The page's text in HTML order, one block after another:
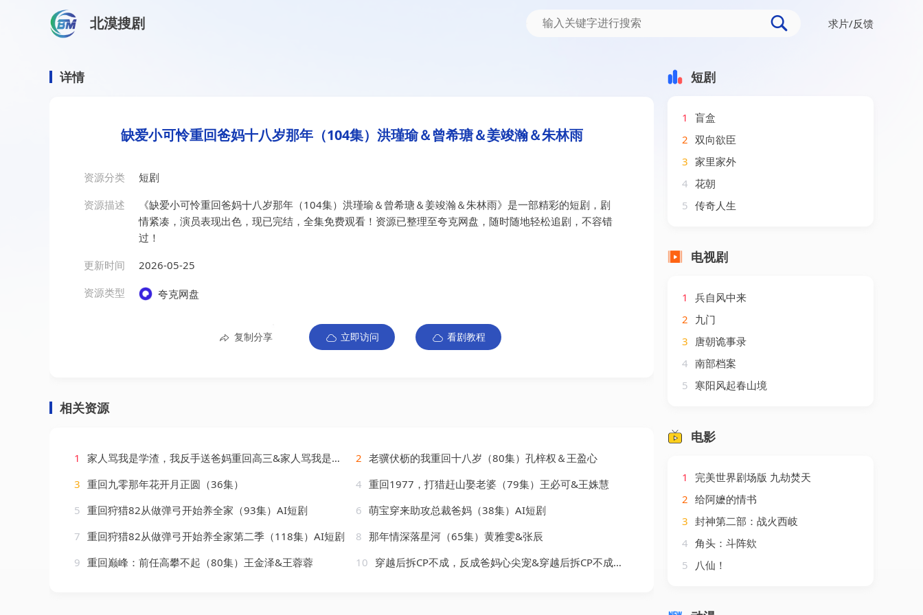
北漠搜剧 求片/反馈
缺爱小可怜重回爸妈十八岁那年（104集）洪瑾瑜＆曾希瑭＆姜竣瀚＆朱林雨
详情
缺爱小可怜重回爸妈十八岁那年（104集）洪瑾瑜＆曾希瑭＆姜竣瀚＆朱林雨
资源分类
短剧
资源描述
《缺爱小可怜重回爸妈十八岁那年（104集）洪瑾瑜＆曾希瑭＆姜竣瀚＆朱林雨》是一部精彩的短剧，剧
情紧凑，演员表现出色，现已完结，全集免费观看！资源已整理至夸克网盘，随时随地轻松追剧，不容错
过！
更新时间
2026-05-25
资源类型
夸克网盘
复制分享 立即访问 看剧教程
相关资源
1 家人骂我是学渣，我反手送爸妈重回高三&家人骂我是学渣我反手送爸妈重回高三（45集）AI短剧 2 老骥伏枥的我重回十八岁（80集）孔梓权＆王盈心
3 重回九零那年花开月正圆（36集） 4 重回1977，打猎赶山娶老婆（79集）王必可&王姝慧
5 重回狩猎82从做弹弓开始养全家（93集）AI短剧 6 萌宝穿来助攻总裁爸妈（38集）AI短剧
7 重回狩猎82从做弹弓开始养全家第二季（118集）AI短剧 8 那年情深落星河（65集）黄雅雯&张辰
9 重回巅峰：前任高攀不起（80集）王金泽&王蓉蓉 10 穿越后拆CP不成，反成爸妈心尖宠&穿越后拆CP不成反成爸妈心尖宠（121集）AI短剧
短剧
1
盲盒
2 双向欲臣
3 家里家外
4 花朝
5 传奇人生
电视剧
1
兵自风中来
2 九门
3 唐朝诡事录
4 南部档案
5 寒阳风起春山境
电影
1
完美世界剧场版 九劫焚天
2 给阿嬷的情书
3 封神第二部：战火西岐
4 角头：斗阵欸
5
八仙！